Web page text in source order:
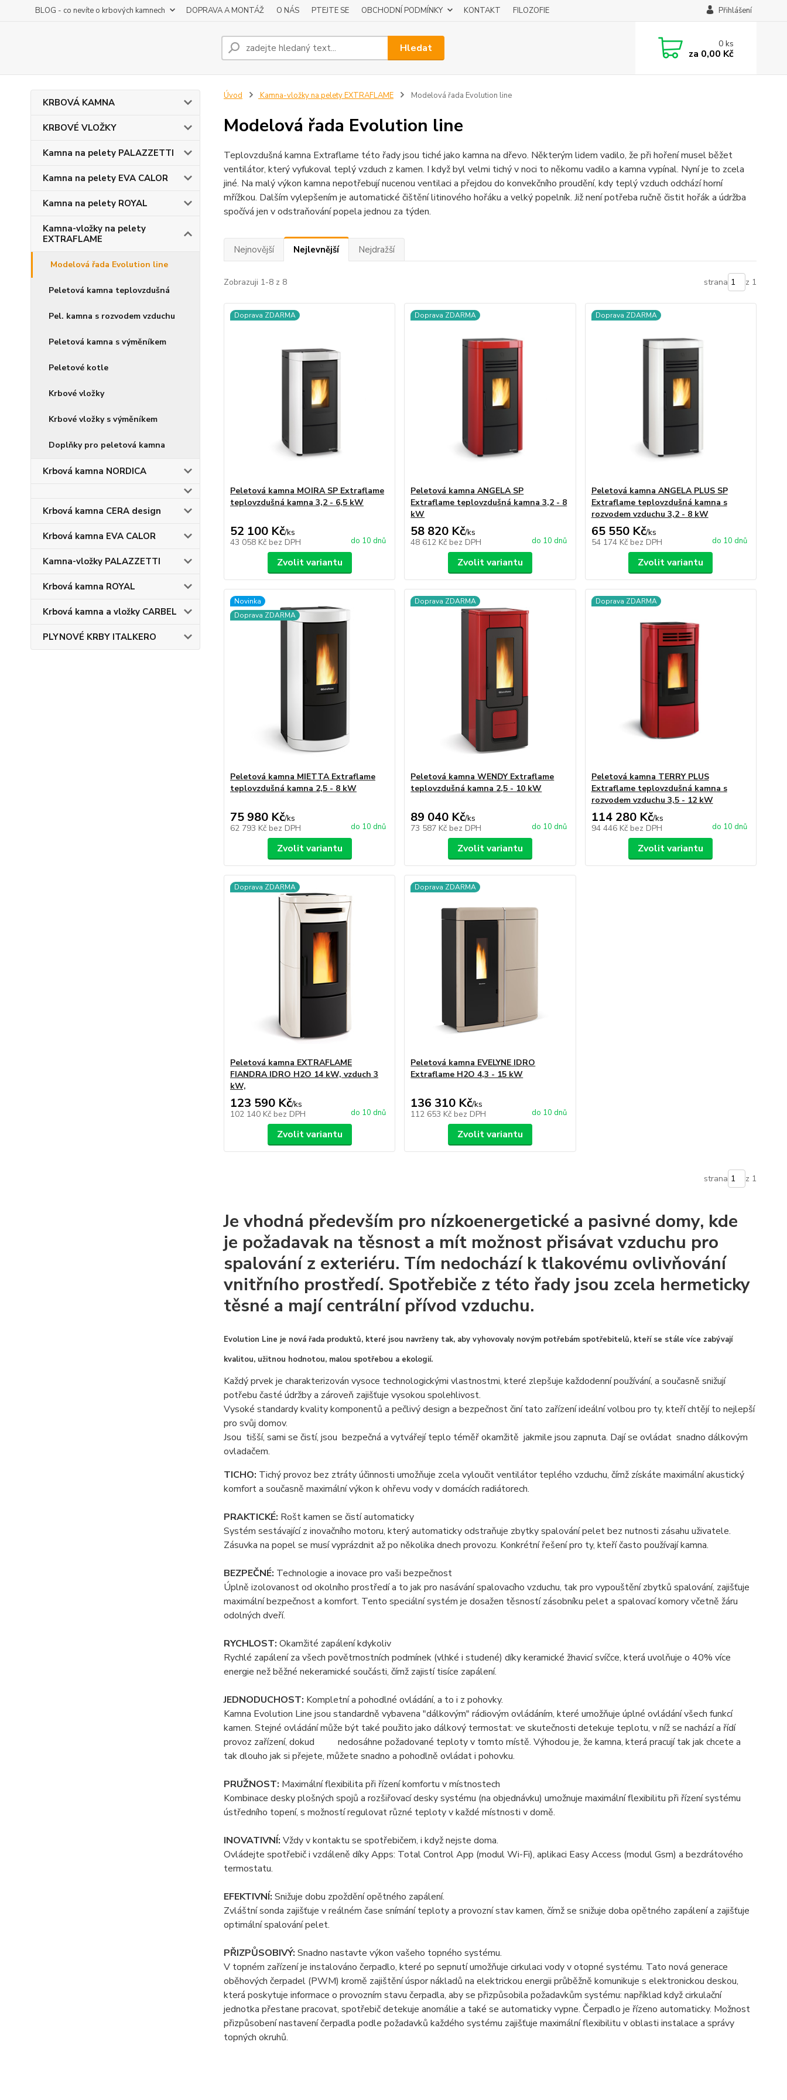
BLOG - co nevíte o krbových kamnech DOPRAVA A MONTÁŽ O NÁS PTEJTE SE OBCHODNÍ PODMÍNKY KONTAKT FILOZOFIE Přihlášení
Hledat 0ks
za 0,00 Kč
KRBOVÁ KAMNA
KRBOVÉ VLOŽKY
Kamna na pelety PALAZZETTI
Kamna na pelety EVA CALOR
Kamna na pelety ROYAL
Kamna-vložky na pelety
EXTRAFLAME
Modelová řada Evolution line
Peletová kamna teplovzdušná
Pel. kamna s rozvodem vzduchu
Peletová kamna s výměníkem
Peletové kotle
Krbové vložky
Krbové vložky s výměníkem
Doplňky pro peletová kamna
Krbová kamna NORDICA
Krbová kamna CERA design
Krbová kamna EVA CALOR
Kamna-vložky PALAZZETTI
Krbová kamna ROYAL
Krbová kamna a vložky CARBEL
PLYNOVÉ KRBY ITALKERO
Úvod Kamna-vložky na pelety EXTRAFLAME Modelová řada Evolution line
Modelová řada Evolution line
Teplovzdušná kamna Extraflame této řady jsou tiché jako kamna na dřevo. Některým lidem vadilo, že při hoření musel běžet
ventilátor, který vyfukoval teplý vzduch z kamen. I když byl velmi tichý v noci to někomu vadilo a kamna vypínal. Nyní je to zcela
jiné. Na malý výkon kamna nepotřebují nucenou ventilaci a přejdou do konvekčního proudění, kdy teplý vzduch odchází horní
mřížkou. Dalším vylepšením je automatické čištění litinového hořáku a velký popelník. Již není potřeba ručně čistit hořák a údržba
spočívá jen v odstraňování popela jednou za týden.
Nejnovější Nejlevnější Nejdražší
Zobrazuji 1-8 z 8 strana z 1
Doprava ZDARMA
Peletová kamna MOIRA SP Extraflame
teplovzdušná kamna 3,2 - 6,5 kW
52 100 Kč/ks
43 058 Kč bez DPH do 10 dnů
Zvolit variantu
Doprava ZDARMA
Peletová kamna ANGELA SP
Extraflame teplovzdušná kamna 3,2 - 8
kW
58 820 Kč/ks
48 612 Kč bez DPH do 10 dnů
Zvolit variantu
Doprava ZDARMA
Peletová kamna ANGELA PLUS SP
Extraflame teplovzdušná kamna s
rozvodem vzduchu 3,2 - 8 kW
65 550 Kč/ks
54 174 Kč bez DPH do 10 dnů
Zvolit variantu
Novinka
Doprava ZDARMA
Peletová kamna MIETTA Extraflame
teplovzdušná kamna 2,5 - 8 kW
75 980 Kč/ks
62 793 Kč bez DPH do 10 dnů
Zvolit variantu
Doprava ZDARMA
Peletová kamna WENDY Extraflame
teplovzdušná kamna 2,5 - 10 kW
89 040 Kč/ks
73 587 Kč bez DPH do 10 dnů
Zvolit variantu
Doprava ZDARMA
Peletová kamna TERRY PLUS
Extraflame teplovzdušná kamna s
rozvodem vzduchu 3,5 - 12 kW
114 280 Kč/ks
94 446 Kč bez DPH do 10 dnů
Zvolit variantu
Doprava ZDARMA
Peletová kamna EXTRAFLAME
FIANDRA IDRO H2O 14 kW, vzduch 3
kW,
123 590 Kč/ks
102 140 Kč bez DPH do 10 dnů
Zvolit variantu
Doprava ZDARMA
Peletová kamna EVELYNE IDRO
Extraflame H2O 4,3 - 15 kW
136 310 Kč/ks
112 653 Kč bez DPH do 10 dnů
Zvolit variantu
strana z 1
Je vhodná především pro nízkoenergetické a pasivné domy, kde
je požadavak na těsnost a mít možnost přisávat vzduchu pro
spalování z exteriéru. Tím nedochází k tlakovému ovlivňování
vnitřního prostředí. Spotřebiče z této řady jsou zcela hermeticky
těsné a mají centrální přívod vzduchu.
Evolution Line je nová řada produktů, které jsou navrženy tak, aby vyhovovaly novým potřebám spotřebitelů, kteří se stále více zabývají
kvalitou, užitnou hodnotou, malou spotřebou a ekologií.
Každý prvek je charakterizován vysoce technologickými vlastnostmi, které zlepšuje každodenní používání, a současně snižují
potřebu časté údržby a zároveň zajišťuje vysokou spolehlivost.
Vysoké standardy kvality komponentů a pečlivý design a bezpečnost činí tato zařízení ideální volbou pro ty, kteří chtějí to nejlepší
pro svůj domov.
Jsou tišší, sami se čistí, jsou bezpečná a vytvářejí teplo téměř okamžitě jakmile jsou zapnuta. Dají se ovládat snadno dálkovým
ovladačem.
TICHO: Tichý provoz bez ztráty účinnosti umožňuje zcela vyloučit ventilátor teplého vzduchu, čímž získáte maximální akustický
komfort a současně maximální výkon k ohřevu vody v domácích radiátorech.
PRAKTICKÉ: Rošt kamen se čistí automaticky
Systém sestávající z inovačního motoru, který automaticky odstraňuje zbytky spalování pelet bez nutnosti zásahu uživatele.
Zásuvka na popel se musí vyprázdnit až po několika dnech provozu. Konkrétní řešení pro ty, kteří často používají kamna.
BEZPEČNÉ: Technologie a inovace pro vaši bezpečnost
Úplně izolovanost od okolního prostředí a to jak pro nasávání spalovacího vzduchu, tak pro vypouštění zbytků spalování, zajišťuje
maximální bezpečnost a komfort. Tento speciální systém je dosažen těsností zásobníku pelet a spalovací komory včetně žáru
odolných dveří.
RYCHLOST: Okamžité zapálení kdykoliv
Rychlé zapálení za všech povětrnostních podmínek (vlhké i studené) díky keramické žhavicí svíčce, která uvolňuje o 40% více
energie než běžné nekeramické součásti, čímž zajistí tisíce zapálení.
JEDNODUCHOST: Kompletní a pohodlné ovládání, a to i z pohovky.
Kamna Evolution Line jsou standardně vybavena "dálkovým" rádiovým ovládáním, které umožňuje úplné ovládání všech funkcí
kamen. Stejné ovládání může být také použito jako dálkový termostat: ve skutečnosti detekuje teplotu, v níž se nachází a řídí
provoz zařízení, dokud nedosáhne požadované teploty v tomto místě. Výhodou je, že kamna, která pracují tak jak chcete a
tak dlouho jak si přejete, můžete snadno a pohodlně ovládat i pohovku.
PRUŽNOST: Maximální flexibilita při řízení komfortu v místnostech
Kombinace desky plošných spojů a rozšiřovací desky systému (na objednávku) umožnuje maximální flexibilitu při řízení systému
ústředního topení, s možností regulovat různé teploty v každé místnosti v domě.
INOVATIVNÍ: Vždy v kontaktu se spotřebičem, i když nejste doma.
Ovládejte spotřebič i vzdáleně díky Apps: Total Control App (modul Wi-Fi), aplikaci Easy Access (modul Gsm) a bezdrátového
termostatu.
EFEKTIVNÍ: Snižuje dobu zpoždění opětného zapálení.
Zvláštní sonda zajišťuje v reálném čase snímání teploty a provozní stav kamen, čímž se snižuje doba opětného zapálení a zajišťuje
optimální spalování pelet.
PŘIZPŮSOBIVÝ: Snadno nastavte výkon vašeho topného systému.
V topném zařízení je instalováno čerpadlo, které po sepnutí umožňuje cirkulaci vody v otopné systému. Tato nová generace
oběhových čerpadel (PWM) kromě zajištění úspor nákladů na elektrickou energii průběžně komunikuje s elektronickou deskou,
která poskytuje informace o provozním stavu čerpadla, aby se přizpůsobila požadavkům systému: například když cirkulační
jednotka přestane pracovat, spotřebič detekuje anomálie a také se automaticky vypne. Čerpadlo je řízeno automaticky. Možnost
přizpůsobení nastavení čerpadla podle požadavků každého systému zajišťuje maximální flexibilitu v oblasti instalace a správy
topných okruhů.